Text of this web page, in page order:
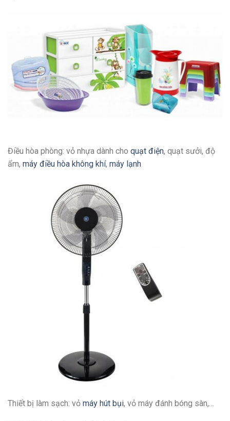
Điều hòa phòng: vỏ nhựa dành cho quạt điện, quạt sưởi, độ
ẩm, máy điều hòa không khí, máy lạnh
Thiết bị làm sạch: vỏ máy hút bụi, vỏ máy đánh bóng sàn,…